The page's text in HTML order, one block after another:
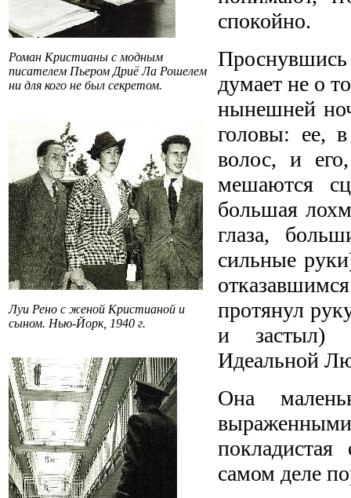
Роман Кристианы с модным
писателем Пьером Дриё Ла Рошелем
ни для кого не был секретом.
Луи Рено с женой Кристианой и
сыном. Нью-Йорк, 1940 г.
спокойно.
думает не о
нынешней
головы: ее,
волос, и
мешаются
большая
глаза,
сильные
протянул
и застыл)
Идеальной
Она
самом деле